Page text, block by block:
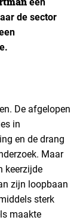
de sector
De afgelopen
in
en de drang
Maar
keerzijde
zijn loopbaan
sterk
maakte